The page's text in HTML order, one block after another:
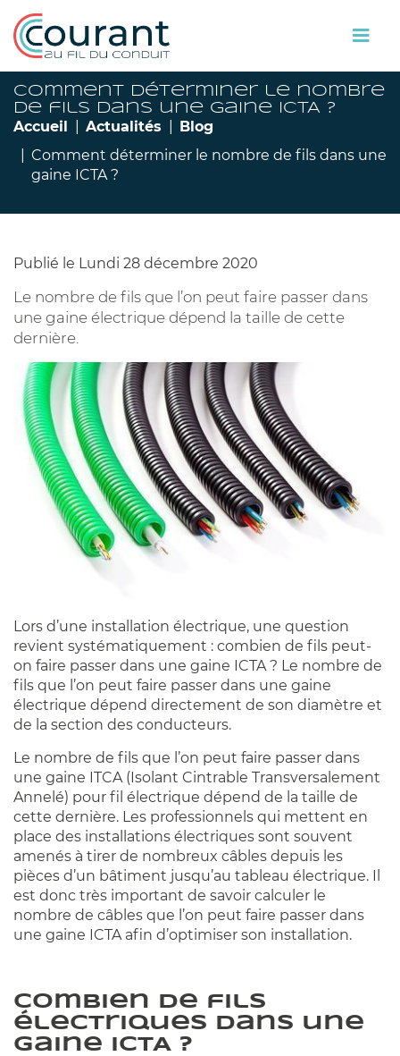
Comment déterminer le nombre
de fils dans une gaine ICTA ?
Accueil Actualités
Blog
Comment déterminer le nombre de fils dans une
gaine ICTA ?
Publié le Lundi 28 décembre 2020
Le nombre de fils que l’on peut faire passer dans
une gaine électrique dépend la taille de cette
dernière.
Lors d’une installation électrique, une question
revient systématiquement : combien de fils peut-
on faire passer dans une gaine ICTA ? Le nombre de
fils que l’on peut faire passer dans une gaine
électrique dépend directement de son diamètre et
de la section des conducteurs.
Le nombre de fils que l’on peut faire passer dans
une gaine ITCA (Isolant Cintrable Transversalement
Annelé) pour fil électrique dépend de la taille de
cette dernière. Les professionnels qui mettent en
place des installations électriques sont souvent
amenés à tirer de nombreux câbles depuis les
pièces d’un bâtiment jusqu’au tableau électrique. Il
est donc très important de savoir calculer le
nombre de câbles que l’on peut faire passer dans
une gaine ICTA afin d’optimiser son installation.
Combien de fils
électriques dans une
gaine ICTA ?